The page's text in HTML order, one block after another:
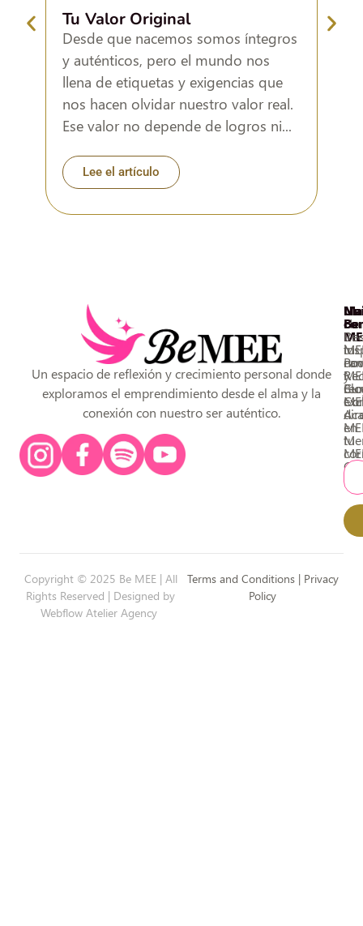
Tu Valor Original
Desde que nacemos somos íntegros
y auténticos, pero el mundo nos
llena de etiquetas y exigencias que
nos hacen olvidar nuestro valor real.
Ese valor no depende de logros ni...
Lee el artículo
Un espacio de reflexión y crecimiento personal donde
exploramos el emprendimiento desde el alma y la
conexión con nuestro ser auténtico.
tu
Be
y
en
tu
Copyright © 2025 Be MEE | All
Rights Reserved | Designed by
Webflow Atelier Agency
Terms and Conditions | Privacy
Policy